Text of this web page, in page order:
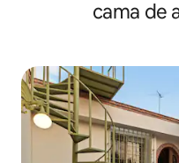
cama de